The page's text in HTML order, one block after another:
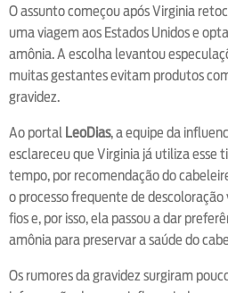
O assunto começou após Virginia
uma viagem aos Estados Unidos e
amônia. A escolha levantou
muitas gestantes evitam produtos
gravidez.
Ao portal LeoDias, a equipe da
esclareceu que Virginia já utiliza esse
tempo, por recomendação do
o processo frequente de descoloração
fios e, por isso, ela passou a dar
amônia para preservar a saúde do
Os rumores da gravidez surgiram